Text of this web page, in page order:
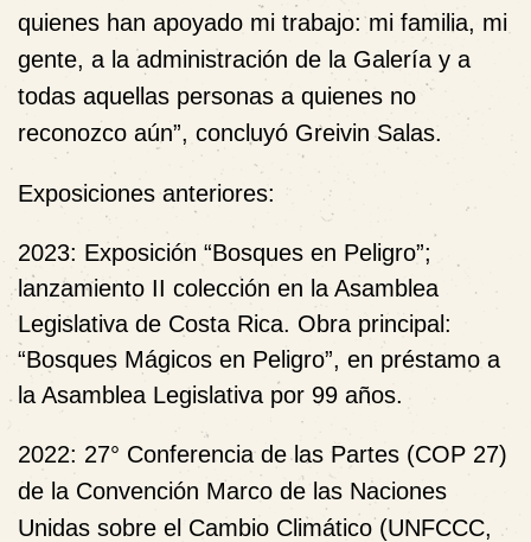
quienes han apoyado mi trabajo: mi familia, mi
gente, a la administración de la Galería y a
todas aquellas personas a quienes no
reconozco aún”, concluyó Greivin Salas.
Exposiciones anteriores:
2023: Exposición “Bosques en Peligro”;
lanzamiento II colección en la Asamblea
Legislativa de Costa Rica. Obra principal:
“Bosques Mágicos en Peligro”, en préstamo a
la Asamblea Legislativa por 99 años.
2022: 27° Conferencia de las Partes (COP 27)
de la Convención Marco de las Naciones
Unidas sobre el Cambio Climático(UNFCCC,